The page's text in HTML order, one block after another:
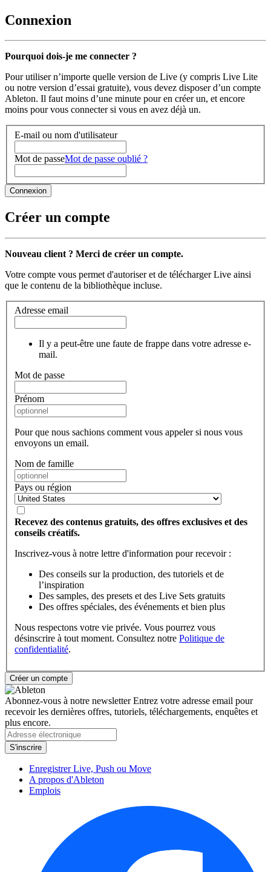
Connexion
Pourquoi dois-je me connecter ?
Pour utiliser n’importe quelle version de Live (y compris Live Lite
ou notre version d’essai gratuite), vous devez disposer d’un compte
Ableton. Il faut moins d’une minute pour en créer un, et encore
moins pour vous connecter si vous en avez déjà un.
E-mail ou nom d'utilisateur
Mot de passeMot de passe oublié ?
Créer un compte
Nouveau client ? Merci de créer un compte.
Votre compte vous permet d'autoriser et de télécharger Live ainsi
que le contenu de la bibliothèque incluse.
Adresse email
Il y a peut-être une faute de frappe dans votre adresse e-
mail.
Mot de passe
Prénom
Pour que nous sachions comment vous appeler si nous vous
envoyons un email.
Nom de famille
Pays ou région
Recevez des contenus gratuits, des offres exclusives et des
conseils créatifs.
Inscrivez-vous à notre lettre d'information pour recevoir :
Des conseils sur la production, des tutoriels et de
l’inspiration
Des samples, des presets et des Live Sets gratuits
Des offres spéciales, des événements et bien plus
Nous respectons votre vie privée. Vous pourrez vous
désinscrire à tout moment. Consultez notre Politique de
confidentialité.
Abonnez-vous à notre newsletterEntrez votre adresse email pour
recevoir les dernières offres, tutoriels, téléchargements, enquêtes et
plus encore.
Enregistrer Live, Push ou Move
A propos d'Ableton
Emplois